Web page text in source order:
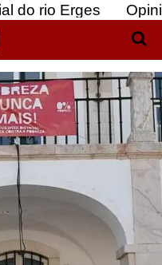
Erges Opinião: